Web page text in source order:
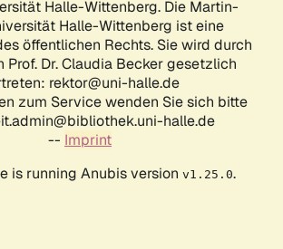
Halle-Wittenberg. Die Martin-
Halle-Wittenberg ist eine
öffentlichen Rechts. Sie wird durch
Prof. Dr. Claudia Becker gesetzlich
rektor@uni-halle.de
zum Service wenden Sie sich bitte
halle.de
-- Imprint
is running Anubis version v1.25.0.